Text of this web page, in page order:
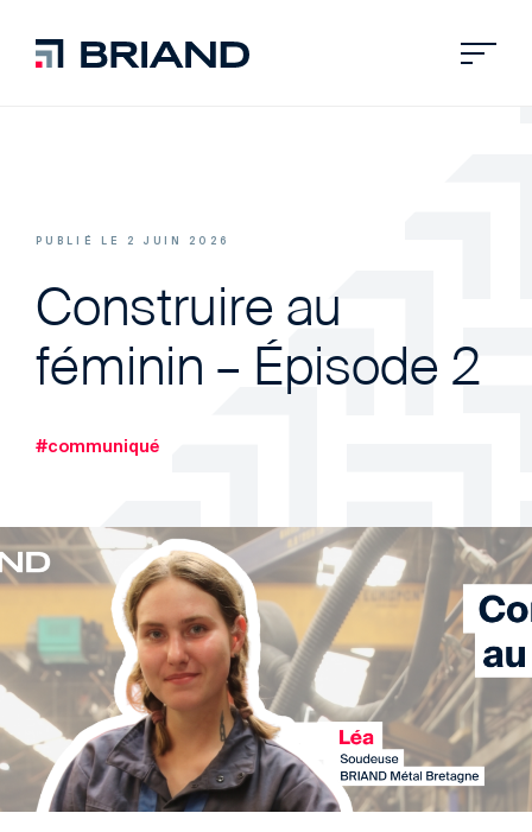
PUBLIÉ LE 2 JUIN 2026
Construire au
féminin – Épisode 2
#communiqué